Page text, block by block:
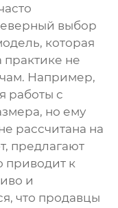
выбор
которая
практике не
Например,
работы с
но ему
рассчитана на
предлагают
к
и
что продавцы